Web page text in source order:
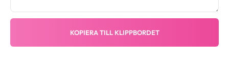
KOPIERA TILL KLIPPBORDET